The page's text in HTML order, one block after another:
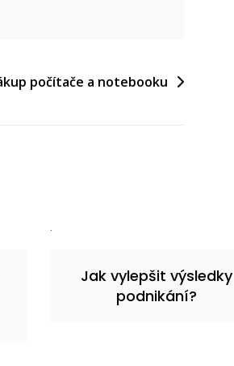
počítače a notebooku
Jak vylepšit výsledky
podnikání?